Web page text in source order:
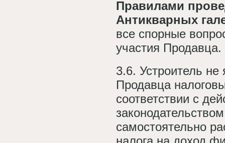
Правилами
Антикварных
все спорные
участия Продавца.
3.6. Устроитель не
Продавца
соответствии с
самостоятельно